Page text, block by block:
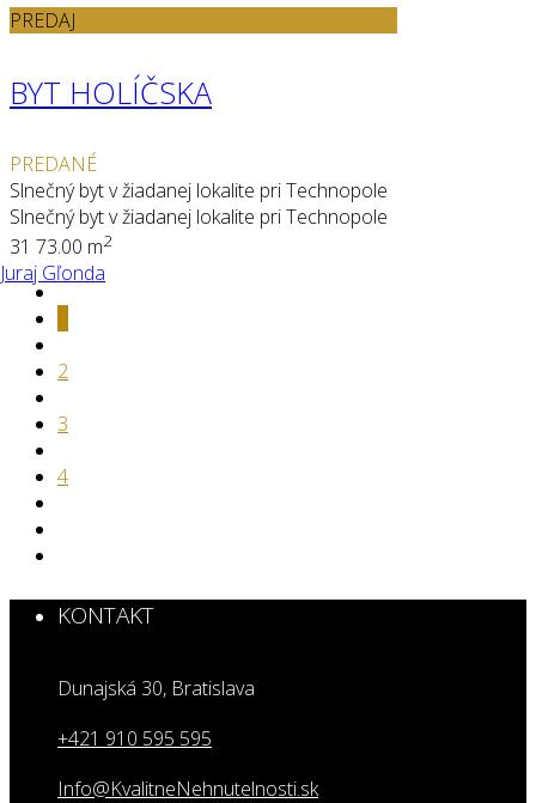
PREDAJ
BYT HOLÍČSKA
PREDANÉ
Slnečný byt v žiadanej lokalite pri Technopole
Slnečný byt v žiadanej lokalite pri Technopole
31 73.00 m2
Juraj Gľonda
2
3
4
KONTAKT
Dunajská 30, Bratislava
+421 910 595 595
Info@KvalitneNehnutelnosti.sk